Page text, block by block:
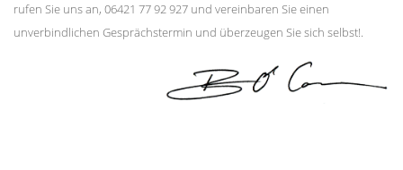
rufen Sie uns an, 06421 77 92 927 und vereinbaren Sie einen
unverbindlichen Gesprächstermin und überzeugen Sie sich selbst!.